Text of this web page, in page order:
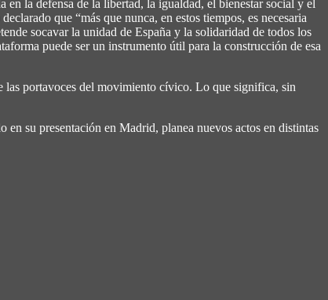
la defensa de la libertad, la igualdad, el bienestar social y el
que “más que nunca, en estos tiempos, es necesaria
socavar la unidad de España y la solidaridad de todos los
puede ser un instrumento útil para la construcción de esa
las portavoces del movimiento cívico. Lo que significa, sin
su presentación en Madrid, planea nuevos actos en distintas